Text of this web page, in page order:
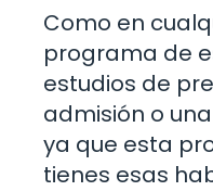
Como en
programa de
estudios de
admisión o
ya que esta
tienes esas